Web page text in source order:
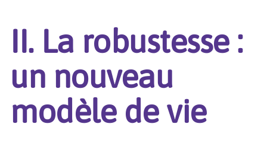
II. La robustesse :
un nouveau
modèle de vie